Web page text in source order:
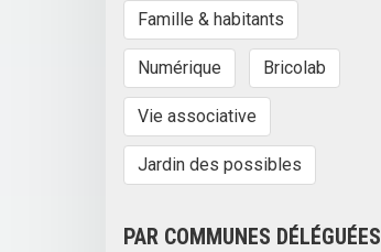
Famille & habitants
Numérique Bricolab
Vie associative
Jardin des possibles
PAR COMMUNES DÉLÉGUÉES